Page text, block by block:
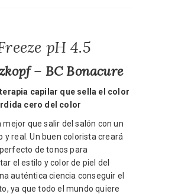
pH 4.5
– BC Bonacure
capilar que sella el color
cero del color
mejor que salir del salón con un
y real. Un buen colorista creará
de tonos para
el estilo y color de piel del
auténtica ciencia conseguir el
ya que todo el mundo quiere